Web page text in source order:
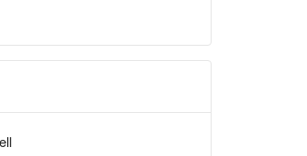
かな状態等、画像でのご判断お
物卸売市場 等の全国大手の仲
すので 偽物は一切ございませ